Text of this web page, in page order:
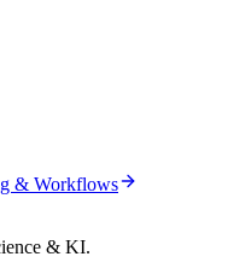
& Workflows
& KI.